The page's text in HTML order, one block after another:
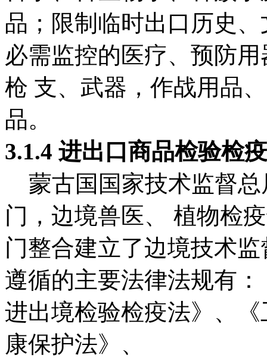
品；限制临时出口历史
必需监控的医疗、预防
枪 支、武器，作战用品
品。
3.1.4 进出口商品检验检疫
蒙古国国家技术监督总
门，边境兽医、 植物检
门整合建立了边境技术
遵循的主要法律法规有
进出境检验检疫法》、
康保护法》、